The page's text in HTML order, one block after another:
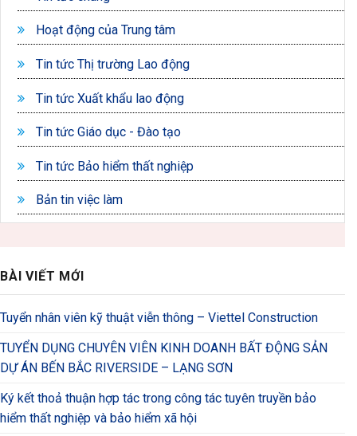
Hoạt động của Trung tâm
Tin tức Thị trường Lao động
Tin tức Xuất khẩu lao động
Tin tức Giáo dục - Đào tạo
Tin tức Bảo hiểm thất nghiệp
Bản tin việc làm
BÀI VIẾT MỚI
Tuyển nhân viên kỹ thuật viễn thông – Viettel Construction
TUYỂN DỤNG CHUYÊN VIÊN KINH DOANH BẤT ĐỘNG SẢN
DỰ ÁN BẾN BẮC RIVERSIDE – LẠNG SƠN
Ký kết thoả thuận hợp tác trong công tác tuyên truyền bảo
hiểm thất nghiệp và bảo hiểm xã hội